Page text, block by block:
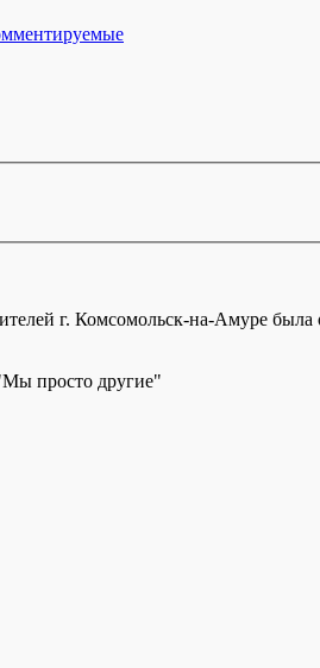
г. Комсомольск-на-Амуре
просто другие"